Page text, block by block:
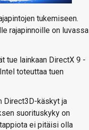
tukemiseen.
rajapinnoille on luvassa
tue lainkaan DirectX 9 -
toteuttaa tuen
Direct3D-käskyt ja
suorituskyky on
ei pitäisi olla